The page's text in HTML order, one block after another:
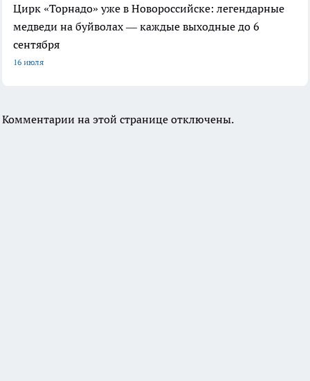
Цирк «Торнадо» уже в Новороссийске: легендарные
медведи на буйволах — каждые выходные до 6
сентября
16 июля
Комментарии на этой странице отключены.